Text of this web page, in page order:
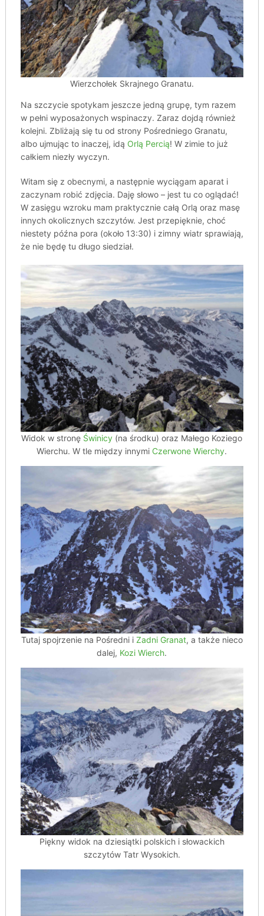
Wierzchołek Skrajnego Granatu.
Na szczycie spotykam jeszcze jedną grupę, tym razem
w pełni wyposażonych wspinaczy. Zaraz dojdą również
kolejni. Zbliżają się tu od strony Pośredniego Granatu,
albo ujmując to inaczej, idą Orlą Percią! W zimie to już
całkiem niezły wyczyn.
Witam się z obecnymi, a następnie wyciągam aparat i
zaczynam robić zdjęcia. Daję słowo – jest tu co oglądać!
W zasięgu wzroku mam praktycznie całą Orlą oraz masę
innych okolicznych szczytów. Jest przepięknie, choć
niestety późna pora (około 13:30) i zimny wiatr sprawiają,
że nie będę tu długo siedział.
Widok w stronę Świnicy (na środku) oraz Małego Koziego
Wierchu. W tle między innymi Czerwone Wierchy.
Tutaj spojrzenie na Pośredni i Zadni Granat, a także nieco
dalej, Kozi Wierch.
Piękny widok na dziesiątki polskich i słowackich
szczytów Tatr Wysokich.